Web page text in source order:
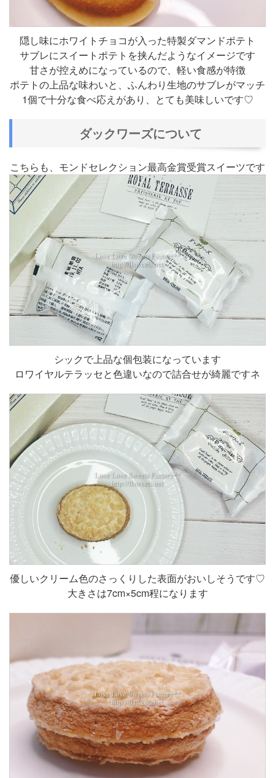
隠し味にホワイトチョコが入った特製ダマンドポテト
サブレにスイートポテトを挟んだようなイメージです
甘さが控えめになっているので、軽い食感が特徴
ポテトの上品な味わいと、ふんわり生地のサブレがマッチ
1個で十分な食べ応えがあり、とても美味しいです♡
ダックワーズについて
こちらも、モンドセレクション最高金賞受賞スイーツです
シックで上品な個包装になっています
ロワイヤルテラッセと色違いなので詰合せが綺麗ですネ
優しいクリーム色のさっくりした表面がおいしそうです♡
大きさは7cm×5cm程になります